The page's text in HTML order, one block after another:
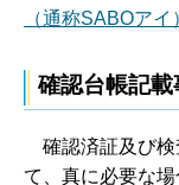
（通称SABOアイ
確認台帳記
確認済証及び検
て、真に必要な